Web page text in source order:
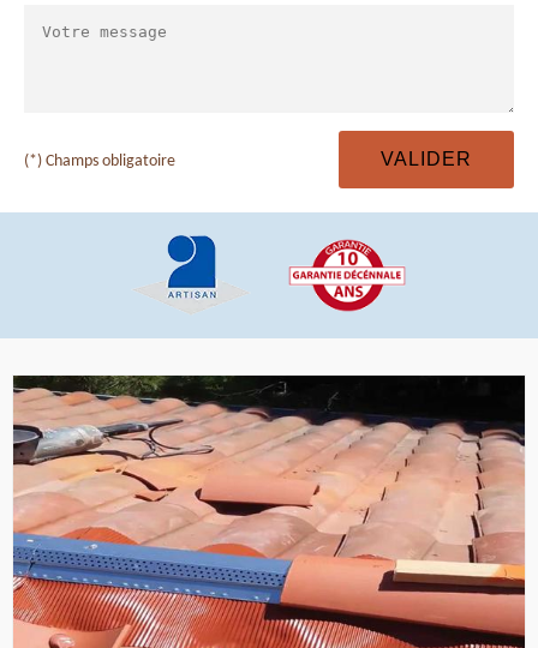
(*) Champs obligatoire